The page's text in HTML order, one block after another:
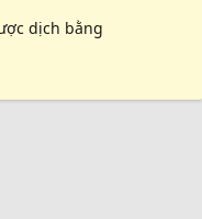
dịch bằng